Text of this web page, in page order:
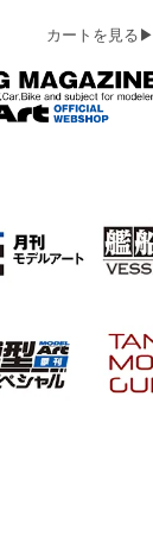
カートを見る▶︎